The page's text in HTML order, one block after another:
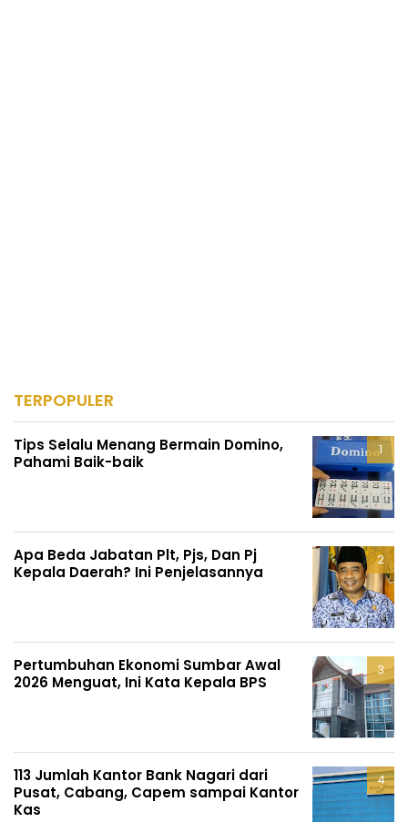
TERPOPULER
Tips Selalu Menang Bermain Domino,
Pahami Baik-baik
Apa Beda Jabatan Plt, Pjs, Dan Pj
Kepala Daerah? Ini Penjelasannya
Pertumbuhan Ekonomi Sumbar Awal
2026 Menguat, Ini Kata Kepala BPS
113 Jumlah Kantor Bank Nagari dari
Pusat, Cabang, Capem sampai Kantor
Kas